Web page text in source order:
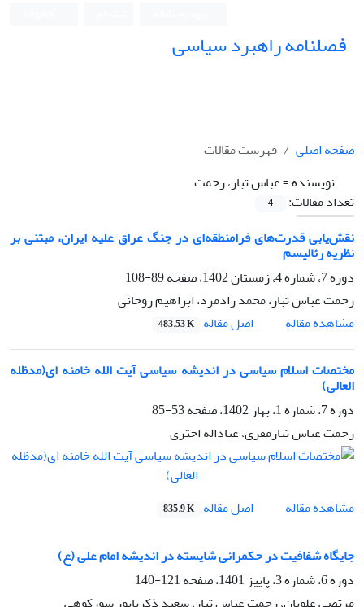
فصلنامه راهبرد سیاسی
صفحه اصلی
فهرست مقالات
نویسنده =عباس تبار، رحمت
تعداد مقالات:
4
نقش‌یابی قدرت‌های فرامنطقه‌ای در جنگ عراق علیه ایران، مبتنی بر
نظریه رئالیسم
دوره 7، شماره 4، زمستان 1402، صفحه
89-108
رحمت عباس تبار، محمد رادمرد، ابراهیم روحانی
مشاهده مقاله
اصل مقاله 483.53 K
مختصات اسلام سیاسی در اندیشه سیاسی آیت الله خامنه ای(مدظله
العالی)
دوره 7، شماره 1، بهار 1402، صفحه
53-85
رحمت عباس تبارمقری، عباداله اختری
مشاهده مقاله اصل مقاله 835.9 K
جایگاه شفافیت در حکمرانی شایسته در اندیشه امام علی (ع)
دوره 6، شماره 3، پاییز 1401، صفحه
121-140